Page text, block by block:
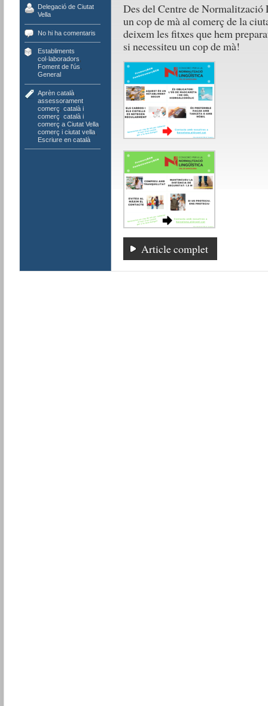
Delegació de Ciutat
Vella
No hi ha comentaris
Establiments
col·laboradors,
Foment de l'ús,
General
Aprèn català,
assessorament
comerç català i
comerç català i
comerç a Ciutat Vella,
comerç i ciutat vella,
Escriure en català
Des del Centre de
un cop de mà al comerç de la
deixem les fitxes que hem
si necessiteu un cop de mà!
Article complet